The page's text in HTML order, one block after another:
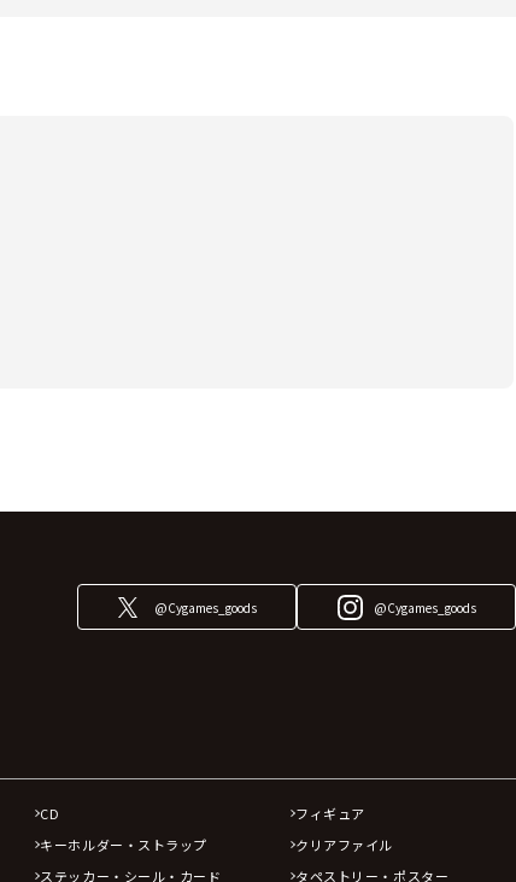
@Cygames_goods @Cygames_goods
CD
フィギュア
キーホルダー・ストラップ
クリアファイル
ステッカー・シール・カード タペストリー・ポスター